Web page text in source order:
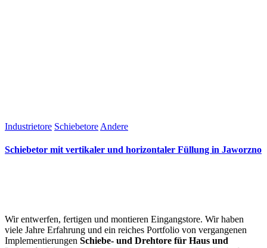
Industrietore Schiebetore Andere
Schiebetor mit vertikaler und horizontaler Füllung in Jaworzno
Wir entwerfen, fertigen und montieren Eingangstore. Wir haben
viele Jahre Erfahrung und ein reiches Portfolio von vergangenen
Implementierungen Schiebe- und Drehtore für Haus und